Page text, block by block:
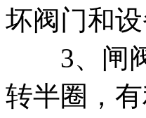
坏阀门和设
3、闸阀
转半圈，